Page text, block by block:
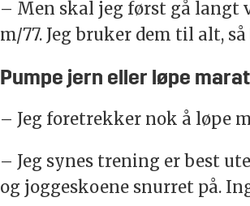
– Men skal jeg først gå langt
m/77. Jeg bruker dem til alt,
Pumpe jern eller løpe
– Jeg foretrekker nok å løpe
– Jeg synes trening er best
og joggeskoene snurret på.